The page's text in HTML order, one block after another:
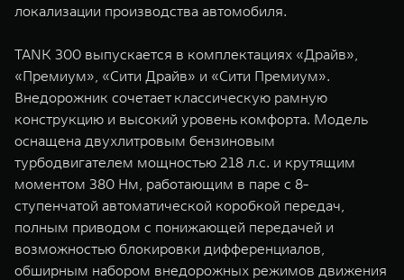
WEY 07
Расширяя границы комфорта
от 6 149 000 ₽
WEY 05
локализации производства автомобиля.
TANK 300 выпускается в комплектациях «Драйв»,
«Премиум», «Сити Драйв» и «Сити Премиум».
Внедорожник сочетает классическую рамную
конструкцию и высокий уровень комфорта. Модель
оснащена двухлитровым бензиновым
турбодвигателем мощностью 218 л.с. и крутящим
моментом 380 Нм, работающим в паре с 8-
ступенчатой автоматической коробкой передач,
полным приводом с понижающей передачей и
возможностью блокировки дифференциалов,
обширным набором внедорожных режимов движения